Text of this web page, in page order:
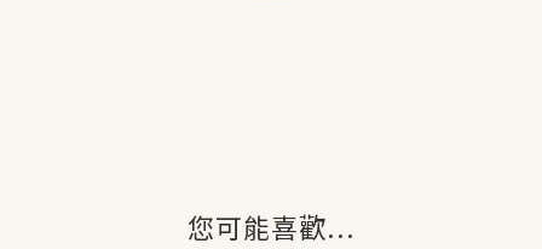
您可能喜歡...